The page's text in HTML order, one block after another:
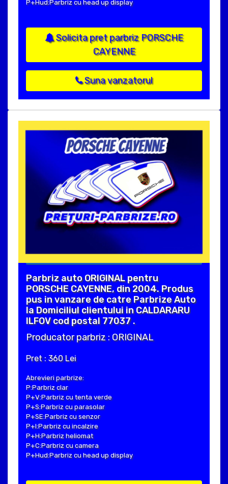
P+Hud:Parbriz cu head up display
Solicita pret parbriz PORSCHE
CAYENNE
Suna vanzatorul
Parbriz auto ORIGINAL pentru
PORSCHE CAYENNE, din 2004. Produs
pus in vanzare de catre Parbrize Auto
la Domiciliul clientului in CALDARARU
ILFOV cod postal 77037 .
Producator parbriz : ORIGINAL
Pret : 360 Lei
Abrevieri parbrize:
P:Parbriz clar
P+V:Parbriz cu tenta verde
P+S:Parbriz cu parasolar
P+SE:Parbriz cu senzor
P+I:Parbriz cu incalzire
P+H:Parbriz heliomat
P+C:Parbriz cu camera
P+Hud:Parbriz cu head up display